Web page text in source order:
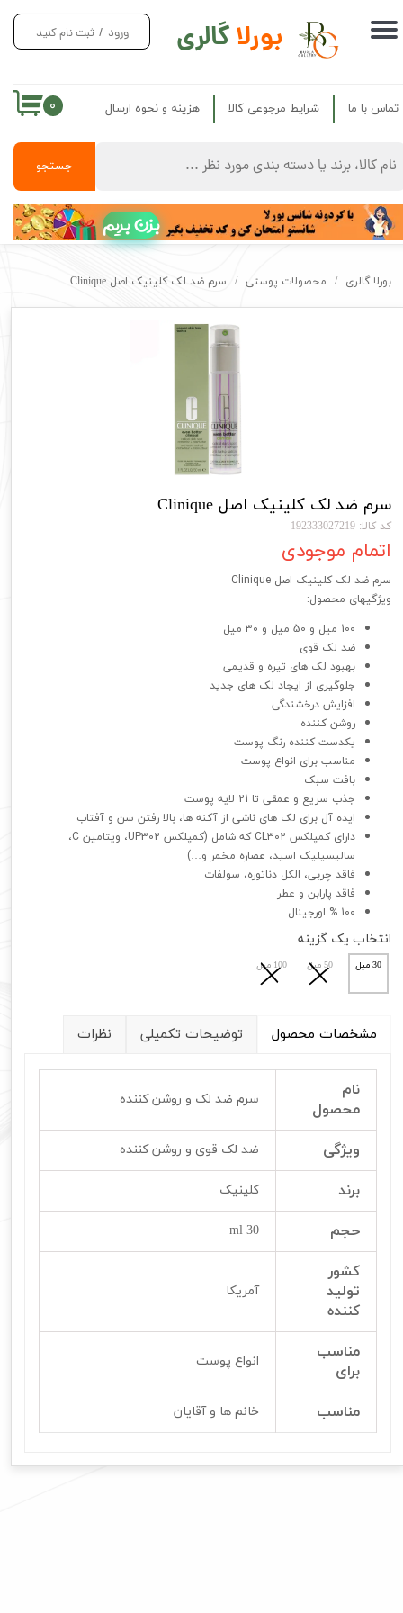
بورلاگالری
جستجو
ورود / ثبت نام کنید
حساب کاربری من
سفارشات
خروج از حساب کاربری
۰ تماس با ما شرایط مرجوعی کالا هزینه و نحوه ارسال
بزن بریم
بورلا گالری محصولات پوستی سرم ضد لک کلینیک اصل Clinique
سرم ضد لک کلینیک اصل Clinique
کد کالا: 192333027219
اتمام موجودی
سرم ضد لک کلینیک اصل Clinique
ویژگیهای محصول:
100 میل و 50 میل و 30 میل
ضد لک قوی
بهبود لک های تیره و قدیمی
جلوگیری از ایجاد لک های جدید
افزایش درخشندگی
روشن کننده
یکدست کننده رنگ پوست
مناسب برای انواع پوست
بافت سبک
جذب سریع و عمقی تا 21 لایه پوست
ایده آل برای لک های ناشی از آکنه ها، بالا رفتن سن و آفتاب
دارای کمپلکس CL302 که شامل (کمپلکس UP302، ویتامین C،
سالیسیلیک اسید، عصاره مخمر و…)
فاقد چربی، الکل دناتوره، سولفات
فاقد پارابن و عطر
100 % اورجینال
انتخاب یک گزینه
30 میل 50 میل 100 میل
مشخصات محصول توضیحات تکمیلی نظرات
نام
محصول
سرم ضد لک و روشن کننده
ویژگی ضد لک قوی و روشن کننده
برند کلینیک
حجم 30 ml
کشور
تولید
کننده
آمریکا
مناسب
برای
انواع پوست
مناسب خانم ها و آقایان